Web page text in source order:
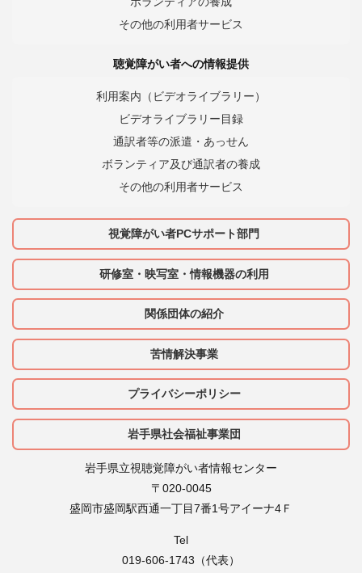
その他の利用者サービス
聴覚障がい者への情報提供
利用案内（ビデオライブラリー）
ビデオライブラリー目録
通訳者等の派遣・あっせん
ボランティア及び通訳者の養成
その他の利用者サービス
視覚障がい者PCサポート部門
研修室・映写室・情報機器の利用
関係団体の紹介
苦情解決事業
プライバシーポリシー
岩手県社会福祉事業団
岩手県立視聴覚障がい者情報センター
〒020-0045
盛岡市盛岡駅西通一丁目7番1号アイーナ4Ｆ
Tel
019-606-1743（代表）